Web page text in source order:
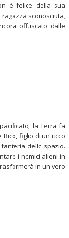
è felice della sua
sconosciuta,
offuscato dalle
la Terra fa
figlio di un ricco
dello spazio.
i nemici alieni in
in un vero